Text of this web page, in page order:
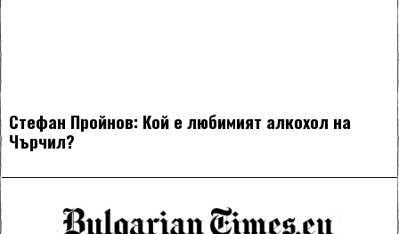
Стефан Пройнов: Кой е любимият алкохол на
Чърчил?